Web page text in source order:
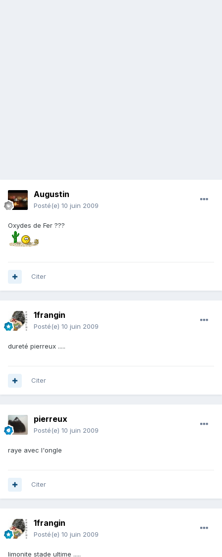
Augustin
Posté(e) 10 juin 2009
Oxydes de Fer ???
Citer
1frangin
Posté(e) 10 juin 2009
dureté pierreux .....
Citer
pierreux
Posté(e) 10 juin 2009
raye avec l'ongle
Citer
1frangin
Posté(e) 10 juin 2009
limonite stade ultime .....